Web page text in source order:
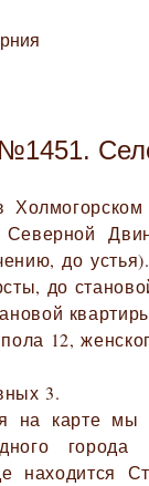
№1451.
Северной
до
до
12,
3.
на карте
находится